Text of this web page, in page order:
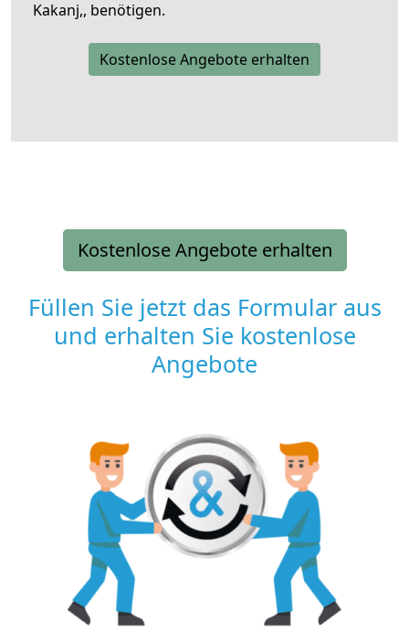
Kakanj,, benötigen.
Kostenlose Angebote erhalten
Kostenlose Angebote erhalten
Füllen Sie jetzt das Formular aus
und erhalten Sie kostenlose
Angebote